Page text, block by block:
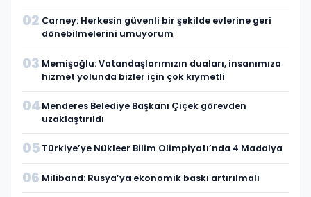
02 Carney: Herkesin güvenli bir şekilde evlerine geri
dönebilmelerini umuyorum
03 Memişoğlu: Vatandaşlarımızın duaları, insanımıza
hizmet yolunda bizler için çok kıymetli
04 Menderes Belediye Başkanı Çiçek görevden
uzaklaştırıldı
05 Türkiye’ye Nükleer Bilim Olimpiyatı’nda 4 Madalya
06 Miliband: Rusya’ya ekonomik baskı artırılmalı